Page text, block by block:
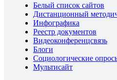
Белый список сайтов
Дистанционный
Инфографика
Реестр документов
Видеоконференцсвязь
Блоги
Социологические
Мультисайт